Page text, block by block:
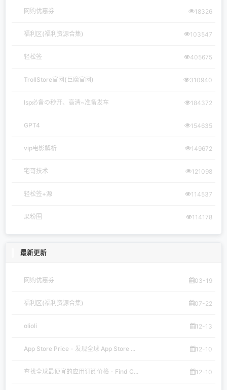
网购优惠券 18326
福利区(福利资源合集) 103547
轻松签 405675
TrollStore官网(巨魔官网) 310940
lsp必备の秒开、高清~准备发车 184372
GPT4 154635
vip电影解析 149672
宅哥技术 121098
轻松签+源 114537
果粉圈 114178
最新更新
网购优惠券 03-19
福利区(福利资源合集) 07-22
olioli 12-13
App Store Price - 发现全球 App Store ... 12-10
查找全球最便宜的应用订阅价格 - Find C... 12-10